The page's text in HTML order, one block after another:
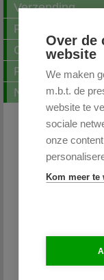
Over de
website
We maken
m.b.t. de
website te
sociale
onze
Kom meer te
Verzending
Fotoalbum
Openingstijden
FAQ
Nieuwsbrief